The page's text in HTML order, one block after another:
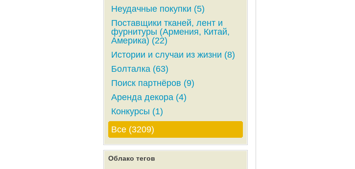
Неудачные покупки (5)
Поставщики тканей, лент и
фурнитуры (Армения, Китай,
Америка) (22)
Истории и случаи из жизни (8)
Болталка (63)
Поиск партнёров (9)
Аренда декора (4)
Конкурсы (1)
Все (3209)
Облако тегов